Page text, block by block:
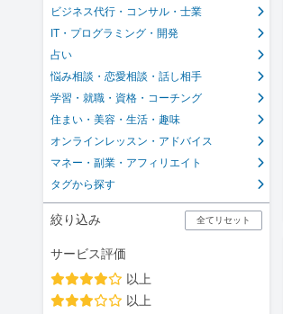
ビジネス代行・コンサル・士業
IT・プログラミング・開発
占い
悩み相談・恋愛相談・話し相手
学習・就職・資格・コーチング
住まい・美容・生活・趣味
オンラインレッスン・アドバイス
マネー・副業・アフィリエイト
タグから探す
絞り込み 全てリセット
サービス評価
以上
以上